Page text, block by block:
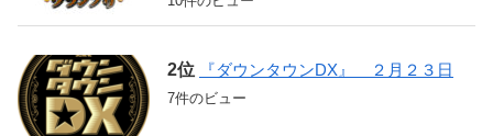
『ダウンタウンDX』 ２月２３日
7件のビュー